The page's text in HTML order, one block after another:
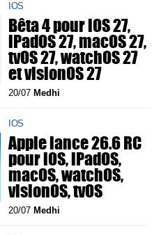
IOS
Bêta 4 pour iOS 27,
iPadOS 27, macOS 27,
tvOS 27, watchOS 27
et visionOS 27
20/07 Medhi
IOS
Apple lance 26.6 RC
pour iOS, iPadOS,
macOS, watchOS,
visionOS, tvOS
20/07 Medhi